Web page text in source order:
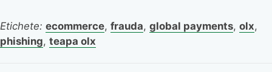
Etichete: ecommerce, frauda, global payments, olx,
phishing, teapa olx